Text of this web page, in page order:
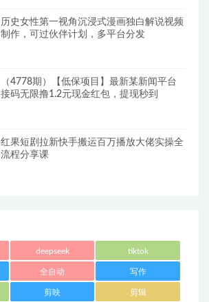
历史女性第一视角沉浸式漫画独白解说视频
制作，可过伙伴计划，多平台分发
（4778期）【低保项目】最新某新闻平台
接码无限撸1.2元现金红包，提现秒到
红果短剧拉新快手搬运百万播放大佬实操全
流程分享课
deepseek tiktok
全自动 写作
剪映 剪辑